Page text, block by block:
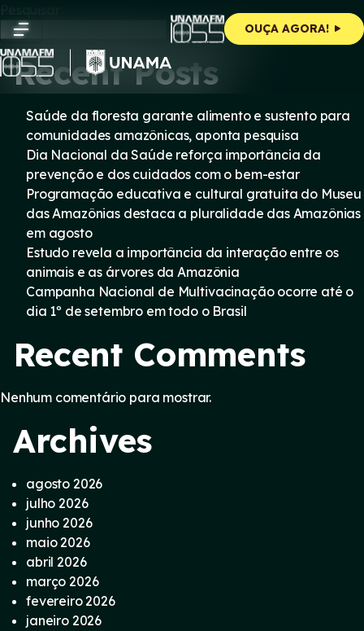
content
OUÇA AGORA!
Pesquisar
Pesquisar
Recent Posts
Saúde da floresta garante alimento e sustento para
comunidades amazônicas, aponta pesquisa
Dia Nacional da Saúde reforça importância da
prevenção e dos cuidados com o bem-estar
Programação educativa e cultural gratuita do Museu
das Amazônias destaca a pluralidade das Amazônias
em agosto
Estudo revela a importância da interação entre os
animais e as árvores da Amazônia
Campanha Nacional de Multivacinação ocorre até o
dia 1º de setembro em todo o Brasil
Recent Comments
Nenhum comentário para mostrar.
Archives
agosto 2026
julho 2026
junho 2026
maio 2026
abril 2026
março 2026
fevereiro 2026
janeiro 2026